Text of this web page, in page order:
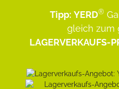
Tipp: YERD®
gleich zum
LAGERVERKAUFS-